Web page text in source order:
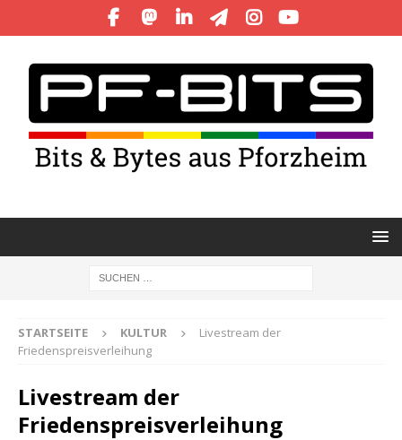
STARTSEITE KULTUR
Livestream der
Friedenspreisverleihung
Livestream der
Friedenspreisverleihung